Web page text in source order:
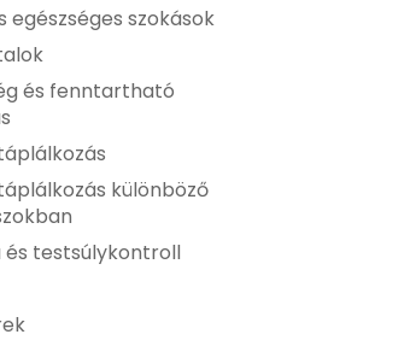
egészséges szokások
és fenntartható
különböző
és testsúlykontroll